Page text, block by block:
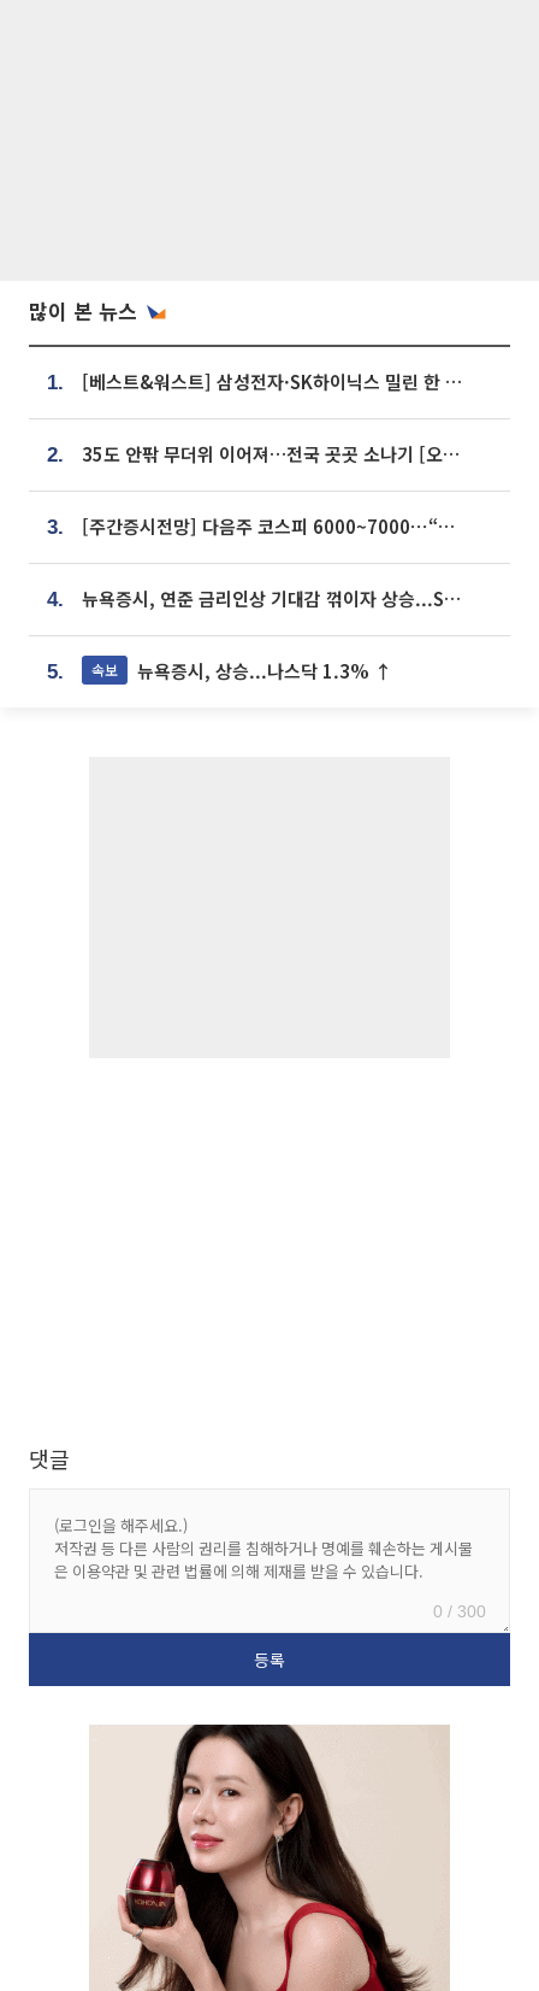
많이 본 뉴스
1. [베스트&워스트] 삼성전자·SK하이닉스 밀린 한 주…상상인증권은 85% 급등
2. 35도 안팎 무더위 이어져…전국 곳곳 소나기 [오늘 날씨]
3. [주간증시전망] 다음주 코스피 6000~7000⋯“外人 수급은 정책이 변수”
4. 뉴욕증시, 연준 금리인상 기대감 꺾이자 상승...S&P500 사상 최고치 [종합]
5. 속보 뉴욕증시, 상승...나스닥 1.3% ↑
댓글
0 / 300